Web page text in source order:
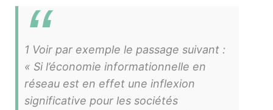
1 Voir par exemple le passage suivant :
« Si l’économie informationnelle en
réseau est en effet une inflexion
significative pour les sociétés